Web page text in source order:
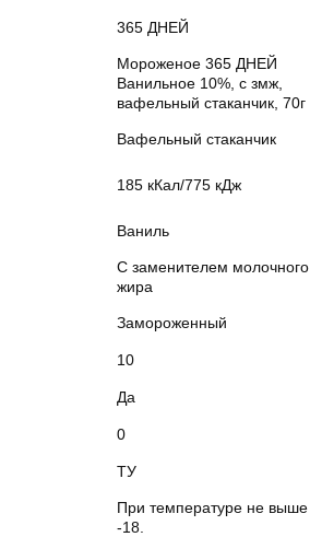
365 ДНЕЙ
Мороженое 365 ДНЕЙ
Ванильное 10%, с змж,
вафельный стаканчик, 70г
Вафельный стаканчик
185 кКал/775 кДж
Ваниль
С заменителем молочного
жира
Замороженный
10
Да
0
ТУ
При температуре не выше
-18.